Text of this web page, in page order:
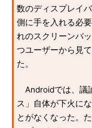
数のディスプレイ
側に手を入れる必
れのスクリーンバ
つユーザーから見
た。
Androidでは、議
ス」自体が下火に
とがなくなった。